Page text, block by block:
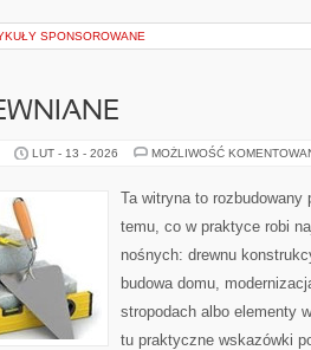
SPONSOROWANE
LUT - 13 - 2026 MOŻLIWOŚĆ
Ta witryna to rozbudowany
temu, co w praktyce robi
nośnych: drewnu
budowa domu,
stropodach albo elementy
tu praktyczne wskazówki